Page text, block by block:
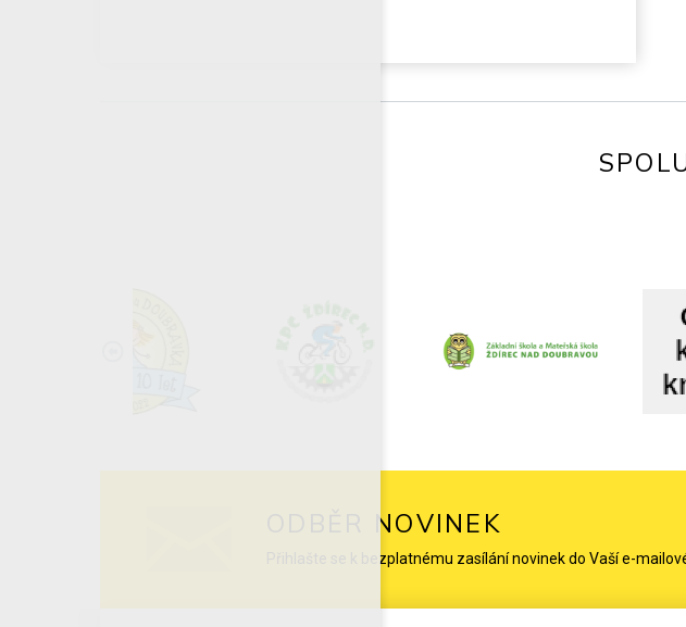
ODBĚR NOVINEK
Přihlašte se k bezplatnému zasílání novinek do Vaší e-